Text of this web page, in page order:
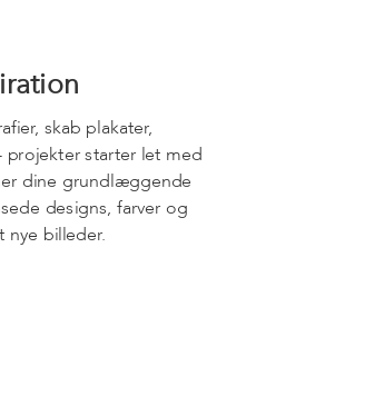
skab plakater,
projekter starter let med
dine grundlæggende
designs, farver og
nye billeder.